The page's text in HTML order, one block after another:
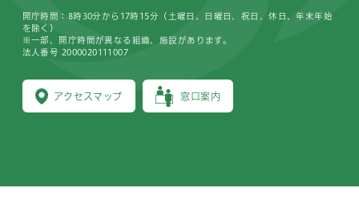
アクセスマップ 窓口案内
開庁時間：8時30分から17時15分（土曜日、日曜日、祝日、休日、年末年始
を除く）
※一部、開庁時間が異なる組織、施設があります。
法人番号 2000020111007